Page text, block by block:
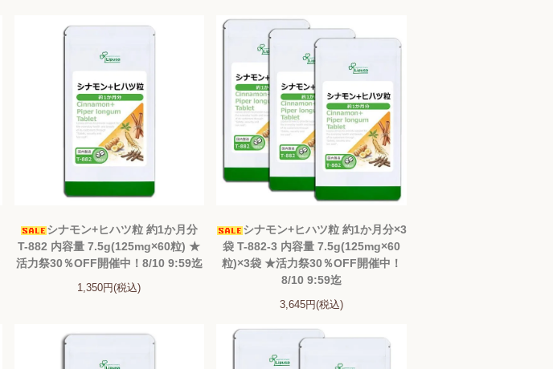
シナモン+ヒハツ粒 約1か月分
T-882 内容量 7.5g(125mg×60粒) ★
活力祭30％OFF開催中！8/10 9:59迄
1,350円(税込)
シナモン+ヒハツ粒 約1か月分×3
袋 T-882-3 内容量 7.5g(125mg×60
粒)×3袋 ★活力祭30％OFF開催中！
8/10 9:59迄
3,645円(税込)